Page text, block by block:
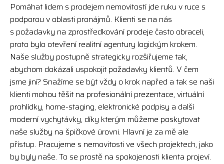
Pomáhat lidem s prodejem nemovitostí jde ruku v ruce s
podporou v oblasti pronájmů. Klienti se na nás
s požadavky na zprostředkování prodeje často obraceli,
proto bylo otevření realitní agentury logickým krokem.
Naše služby postupně strategicky rozšiřujeme tak,
abychom dokázali uspokojit požadavky klientů. V čem
jsme jiní? Snažíme se být vždy o krok napřed a tak se naši
klienti mohou těšit na profesionální prezentace, virtuální
prohlídky, home-staging, elektronické podpisy a další
moderní vychytávky, díky kterým můžeme poskytovat
naše služby na špičkové úrovni. Hlavní je za mě ale
přístup. Pracujeme s nemovitosti ve všech projektech, jako
by byly naše. To se prostě na spokojenosti klienta projeví.